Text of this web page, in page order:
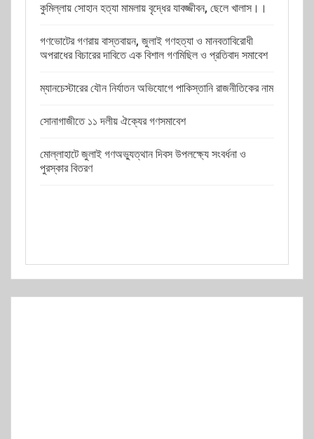
কুমিল্লায় সোহান হত্যা মামলায় বৃদ্ধের যাবজ্জীবন, ছেলে খালাস।।
গণভোটের গণরায় বাস্তবায়ন, জুলাই গণহত্যা ও মানবতাবিরোধী
অপরাধের বিচারের দাবিতে এক বিশাল গণমিছিল ও প্রতিবাদ সমাবেশ
ম্যানচেস্টারের যৌন নির্যাতন অভিযোগে পাকিস্তানি রাজনীতিকের নাম
সোনাগাজীতে ১১ দলীয় ঐক্যের গণসমাবেশ
মোল্লাহাটে জুলাই গণঅভ্যুত্থান দিবস উপলক্ষ্যে সংবর্ধনা ও
পুরস্কার বিতরণ